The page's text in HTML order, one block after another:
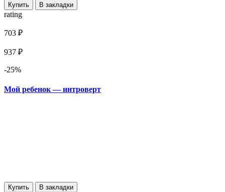
Купить В закладки
rating
703 ₽
937 ₽
-25%
Мой ребенок — интроверт
Купить В закладки